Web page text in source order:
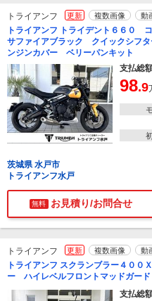
トライアンフ 更新 複数画像 動
トライアンフ トライデント６６０
サファイアブラック クイックシフ
ンジンカバー ベリーパンキット
支払総
98.9
茨城県 水戸市
トライアンフ水戸
無料 お見積り/お問合せ
トライアンフ 更新 複数画像 動
トライアンフ スクランブラー４０
ー ハイレベルフロントマッドガード
支払総